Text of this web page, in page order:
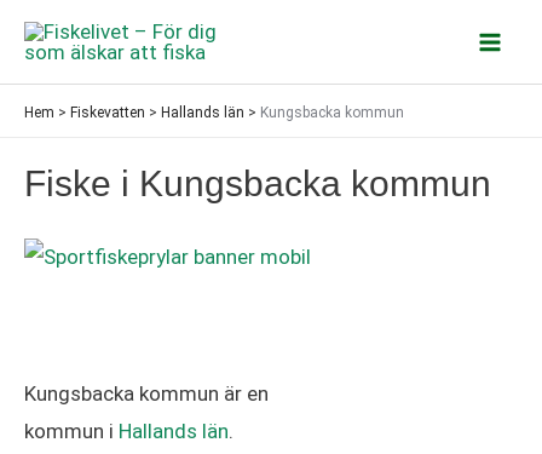
Hoppa
innehåll
Hem > Fiskevatten > Hallands län > Kungsbacka kommun
Fiske i Kungsbacka kommun
Kungsbacka kommun är en
kommun i Hallands län.